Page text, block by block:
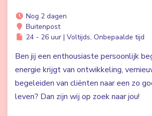
Nog 2 dagen
Buitenpost
24 - 26 uur | Voltijds, Onbepaalde tijd
Ben jij een enthousiaste persoonlijk
energie krijgt van ontwikkeling,
begeleiden van cliënten naar een zo
leven? Dan zijn wij op zoek naar jou!